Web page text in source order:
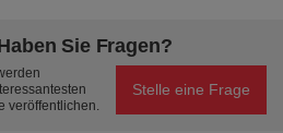
Sie Fragen?
veröffentlichen.
Stelle eine Frage